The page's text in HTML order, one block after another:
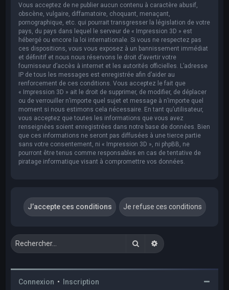
Vous acceptez de ne publier aucun contenu à caractère abusif,
obscène, vulgaire, diffamatoire, choquant, menaçant,
pornographique, etc. qui pourrait transgresser la législation de votre
pays, du pays dans lequel le serveur de « Impression 3D » est
hébergé ou encore la loi internationale. Si vous ne respectez pas
ces dispositions, vous vous exposez à un bannissement immédiat
et définitif et nous nous réservons le droit d’avertir votre
fournisseur d’accès à internet et les autorités officielles. L’adresse
IP de tous les messages est enregistrée afin d’aider au
renforcement de ces conditions. Vous acceptez le fait que
« Impression 3D » ait le droit de supprimer, de modifier, de déplacer
ou de verrouiller n’importe quel sujet et message à n’importe quel
moment si nous estimons cela nécessaire. En tant qu’utilisateur,
vous acceptez que toutes les informations que vous avez
renseignées soient enregistrées dans notre base de données. Bien
que ces informations ne seront pas diffusées à une tierce partie
sans votre consentement, ni « Impression 3D », ni phpBB, ne
pourront être tenus comme responsables en cas de tentative de
piratage informatique visant à compromettre vos données.
RechercherRecherche avancée
Connexion • Inscription